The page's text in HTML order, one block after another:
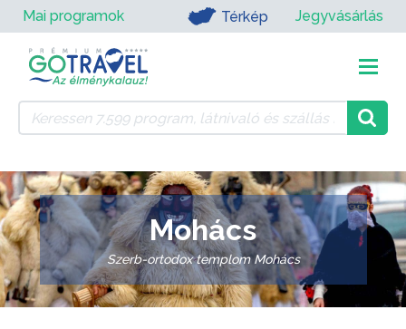
Mai programok Térkép Jegyvásárlás
Mohács
Szerb-ortodox templom Mohács